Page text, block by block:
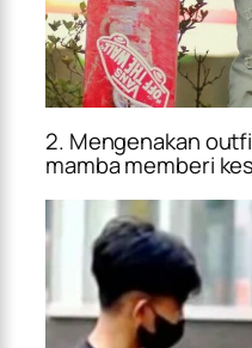
2. Mengenakan
mamba memberi